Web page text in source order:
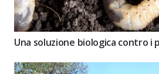
Una soluzione biologica contro i